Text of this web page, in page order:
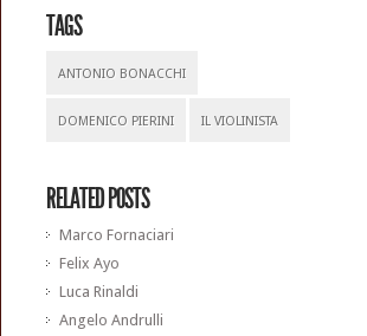
TAGS
ANTONIO BONACCHI
DOMENICO PIERINI IL VIOLINISTA
RELATED POSTS
Marco Fornaciari
Felix Ayo
Luca Rinaldi
Angelo Andrulli